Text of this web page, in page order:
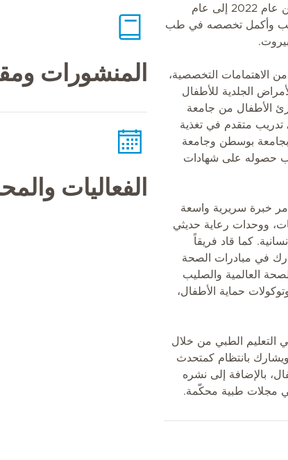
منصباً مماثلاً في مركز ميدكير الطبي من عام 2022 إلى عام
وأكمل تخصصه في طب
الاهتمامات التخصصية،
الجلدية للأطفال
الأطفال من جامعة
متقدم في تغذية
بجامعة بوسطن وجامعة
حصوله على شهادات
خبرة سريرية واسعة
ووحدات رعاية حديثي
كما قاد فريقاً
في مبادرات الصحة
العالمية والصليب
حماية الأطفال،
التعليم الطبي من خلال
بانتظام كمتحدث
بالإضافة إلى نشره
في مجلات طبية محكّمة.
المنشورات
الفعاليات